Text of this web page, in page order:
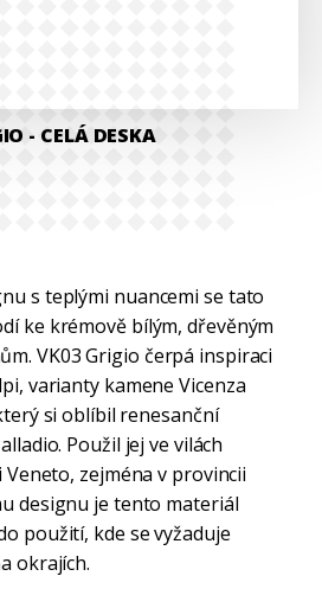
- CELÁ DESKA
s teplými nuancemi se tato
ke krémově bílým, dřevěným
VK03 Grigio čerpá inspiraci
varianty kamene Vicenza
si oblíbil renesanční
Použil jej ve vilách
zejména v provincii
designu je tento materiál
použití, kde se vyžaduje
okrajích.